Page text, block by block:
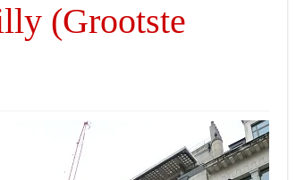
(Grootste